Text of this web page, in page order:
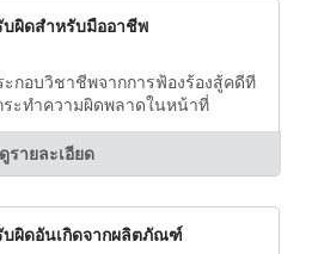
ผิดสำหรับมืออาชีพ
กอบวิชาชีพจากการฟ้องร้องสู้คดีที
ระทำความผิดพลาดในหน้าที่
ดูรายละเอียด
บผิดอันเกิดจากผลิตภัณฑ์